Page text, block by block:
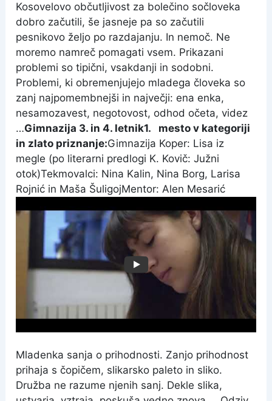
Kosovelovo občutljivost za bolečino sočloveka
dobro začutili, še jasneje pa so začutili
pesnikovo željo po razdajanju. In nemoč. Ne
moremo namreč pomagati vsem. Prikazani
problemi so tipični, vsakdanji in sodobni.
Problemi, ki obremenjujejo mladega človeka so
zanj najpomembnejši in največji: ena enka,
nesamozavest, negotovost, odhod očeta, videz
…Gimnazija 3. in 4. letnik1. mesto v kategoriji
in zlato priznanje:Gimnazija Koper: Lisa iz
megle (po literarni predlogi K. Kovič: Južni
otok)Tekmovalci: Nina Kalin, Nina Borg, Larisa
Rojnić in Maša ŠuligojMentor: Alen Mesarić
Mladenka sanja o prihodnosti. Zanjo prihodnost
prihaja s čopičem, slikarsko paleto in sliko.
Družba ne razume njenih sanj. Dekle slika,